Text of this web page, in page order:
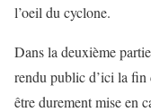
l’oeil du cyclone.
Dans la deuxième
rendu public d’ici la fin
être durement mise en